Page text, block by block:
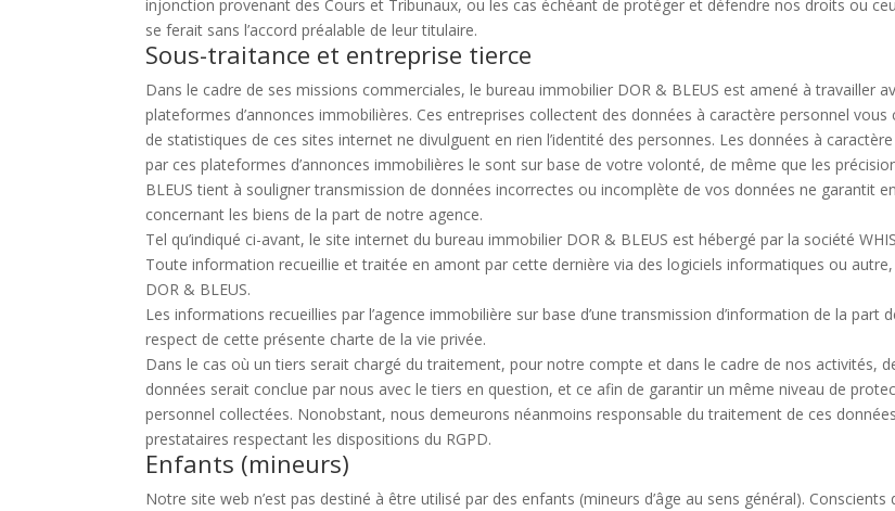
injonction provenant des Cours et Tribunaux, ou les cas échéant de protéger et défendre nos droits ou
se ferait sans l’accord préalable de leur titulaire.
Sous-traitance et entreprise tierce
Dans le cadre de ses missions commerciales, le bureau immobilier DOR & BLEUS est amené à travailler
plateformes d’annonces immobilières. Ces entreprises collectent des données à caractère personnel
de statistiques de ces sites internet ne divulguent en rien l’identité des personnes. Les données à
par ces plateformes d’annonces immobilières le sont sur base de votre volonté, de même que les
BLEUS tient à souligner transmission de données incorrectes ou incomplète de vos données ne garantit
concernant les biens de la part de notre agence.
Tel qu’indiqué ci-avant, le site internet du bureau immobilier DOR & BLEUS est hébergé par la société
Toute information recueillie et traitée en amont par cette dernière via des logiciels informatiques ou
DOR & BLEUS.
Les informations recueillies par l’agence immobilière sur base d’une transmission d’information de la
respect de cette présente charte de la vie privée.
Dans le cas où un tiers serait chargé du traitement, pour notre compte et dans le cadre de nos activités,
données serait conclue par nous avec le tiers en question, et ce afin de garantir un même niveau de
personnel collectées. Nonobstant, nous demeurons néanmoins responsable du traitement de ces
prestataires respectant les dispositions du RGPD.
Enfants (mineurs)
Notre site web n’est pas destiné à être utilisé par des enfants (mineurs d’âge au sens général).